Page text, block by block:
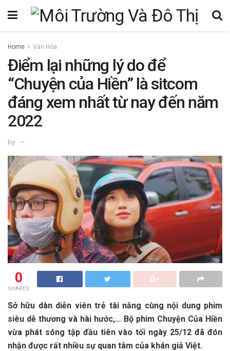
Home Văn Hóa
Điểm lại những lý do để
“Chuyện của Hiền” là sitcom
đáng xem nhất từ nay đến năm
2022
by
0
SHARES
Sở hữu dàn diễn viên trẻ tài năng cùng nội dung phim
siêu dễ thương và hài hước,… Bộ phim Chuyện Của Hiền
vừa phát sóng tập đầu tiên vào tối ngày 25/12 đã đón
nhận được rất nhiều sự quan tâm của khán giả Việt.